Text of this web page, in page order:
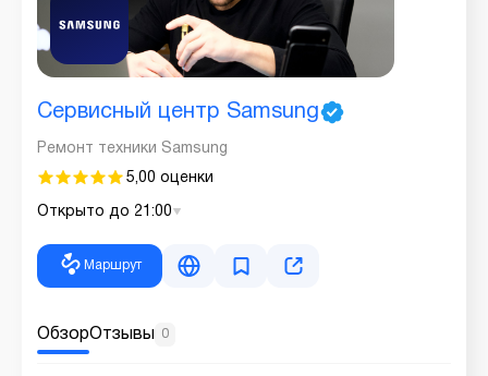
Сервисный центр Samsung
Ремонт техники Samsung
5,00 оценки
Открыто до 21:00
Маршрут
ОбзорОтзывы 0